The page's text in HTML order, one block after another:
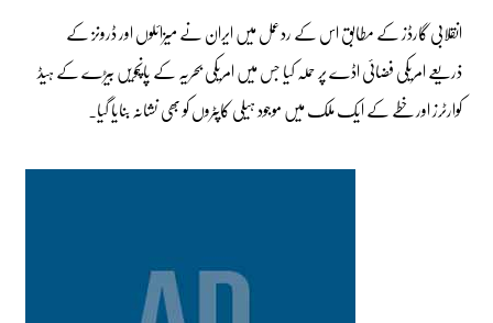
انقلابی گارڈز کے مطابق اس کے ردعمل میں ایران نے میزائلوں اور ڈرونز کے
ذریعے امریکی فضائی اڈے پر حملہ کیا جس میں امریکی بحریہ کے پانچویں بیڑے کے ہیڈ
کوارٹرز اور خطے کے ایک ملک میں موجود ہیلی کاپٹروں کو بھی نشانہ بنایا گیا۔